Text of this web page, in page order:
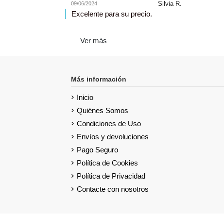
09/06/2024 Silvia R.
Excelente para su precio.
Ver más
Más información
Inicio
Quiénes Somos
Condiciones de Uso
Envíos y devoluciones
Pago Seguro
Política de Cookies
Política de Privacidad
Contacte con nosotros